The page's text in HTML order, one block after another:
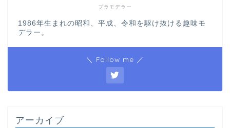
プラモデラー
1986年生まれの昭和、平成、令和を駆け抜ける趣味モ
デラー。
＼ Follow me ／
アーカイブ